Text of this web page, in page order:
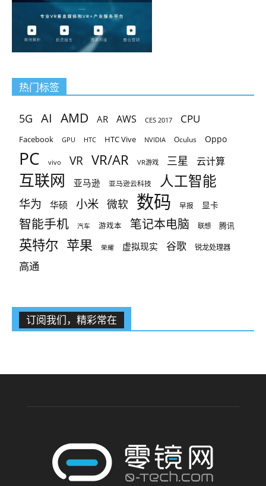
热门标签
5G AI AMD AR AWS CES 2017 CPU
Facebook GPU HTC HTC Vive NVIDIA Oculus Oppo
PC vivo VR VR/AR VR游戏 三星 云计算
互联网 亚马逊 亚马逊云科技 人工智能
华为 华硕 小米 微软 数码 早报 显卡
智能手机 汽车 游戏本 笔记本电脑 联想 腾讯
英特尔 苹果 荣耀 虚拟现实 谷歌 锐龙处理器
高通
订阅我们，精彩常在